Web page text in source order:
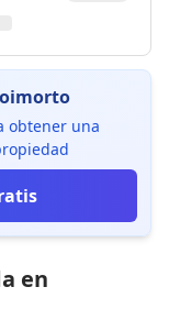
obtener una
en